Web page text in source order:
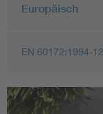
Europäisch
EN 60172:1994-12